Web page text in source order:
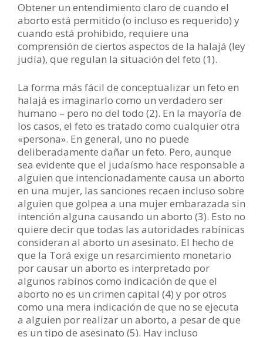
Obtener un entendimiento claro de cuando el
aborto está permitido (o incluso es requerido) y
cuando está prohibido, requiere una
comprensión de ciertos aspectos de la halajá (ley
judía), que regulan la situación del feto (1).
La forma más fácil de conceptualizar un feto en
halajá es imaginarlo como un verdadero ser
humano – pero no del todo (2). En la mayoría de
los casos, el feto es tratado como cualquier otra
«persona». En general, uno no puede
deliberadamente dañar un feto. Pero, aunque
sea evidente que el judaísmo hace responsable a
alguien que intencionadamente causa un aborto
en una mujer, las sanciones recaen incluso sobre
alguien que golpea a una mujer embarazada sin
intención alguna causando un aborto (3). Esto no
quiere decir que todas las autoridades rabínicas
consideran al aborto un asesinato. El hecho de
que la Torá exige un resarcimiento monetario
por causar un aborto es interpretado por
algunos rabinos como indicación de que el
aborto no es un crimen capital (4) y por otros
como una mera indicación de que no se ejecuta
a alguien por realizar un aborto, a pesar de que
es un tipo de asesinato (5). Hay incluso